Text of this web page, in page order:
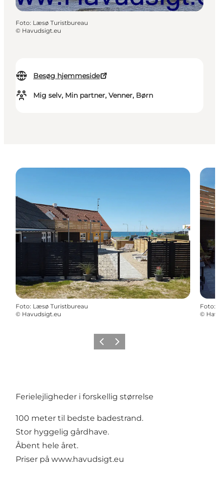
Besøg hjemmeside
Mig selv, Min partner, Venner, Børn
Foto: Læsø Turistbureau
© Havudsigt.eu
Foto: Læsø Turistbureau
© Havudsigt.eu
Foto:
©
Forrige billede
Næste billede
Ferielejligheder i forskellig størrelse
100 meter til bedste badestrand.
Stor hyggelig gårdhave.
Åbent hele året.
Priser på www.havudsigt.eu